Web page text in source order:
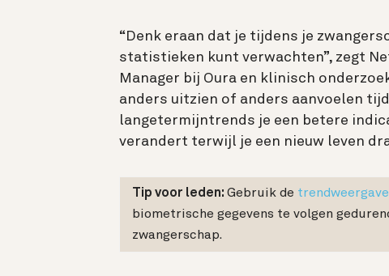
“Denk eraan dat je tijdens je
statistieken kunt verwachten”, zegt
Manager bij Oura en klinisch
anders uitzien of anders aanvoelen
langetermijntrends je een betere
verandert terwijl je een nieuw leven
Tip voor leden: Gebruik de trendweergave
biometrische gegevens te volgen
zwangerschap.